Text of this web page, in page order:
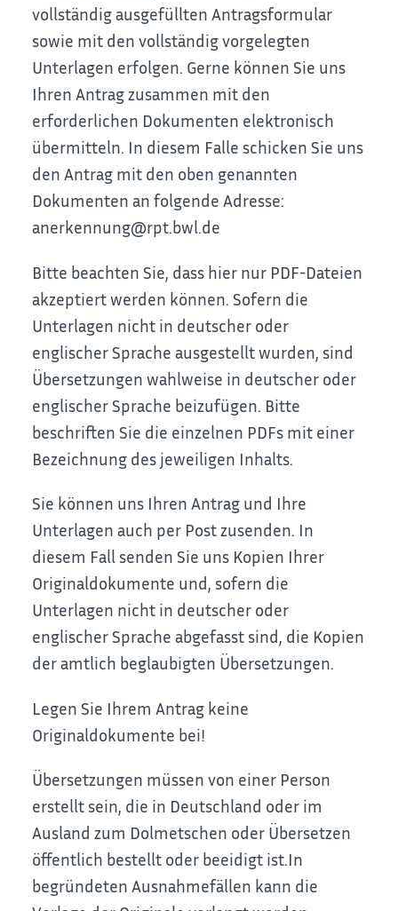
vollständig ausgefüllten Antragsformular
sowie mit den vollständig vorgelegten
Unterlagen erfolgen. Gerne können Sie uns
Ihren Antrag zusammen mit den
erforderlichen Dokumenten elektronisch
übermitteln. In diesem Falle schicken Sie uns
den Antrag mit den oben genannten
Dokumenten an folgende Adresse:
anerkennung@rpt.bwl.de
Bitte beachten Sie, dass hier nur PDF-Dateien
akzeptiert werden können. Sofern die
Unterlagen nicht in deutscher oder
englischer Sprache ausgestellt wurden, sind
Übersetzungen wahlweise in deutscher oder
englischer Sprache beizufügen. Bitte
beschriften Sie die einzelnen PDFs mit einer
Bezeichnung des jeweiligen Inhalts.
Sie können uns Ihren Antrag und Ihre
Unterlagen auch per Post zusenden. In
diesem Fall senden Sie uns Kopien Ihrer
Originaldokumente und, sofern die
Unterlagen nicht in deutscher oder
englischer Sprache abgefasst sind, die Kopien
der amtlich beglaubigten Übersetzungen.
Legen Sie Ihrem Antrag keine
Originaldokumente bei!
Übersetzungen müssen von einer Person
erstellt sein, die in Deutschland oder im
Ausland zum Dolmetschen oder Übersetzen
öffentlich bestellt oder beeidigt ist.In
begründeten Ausnahmefällen kann die